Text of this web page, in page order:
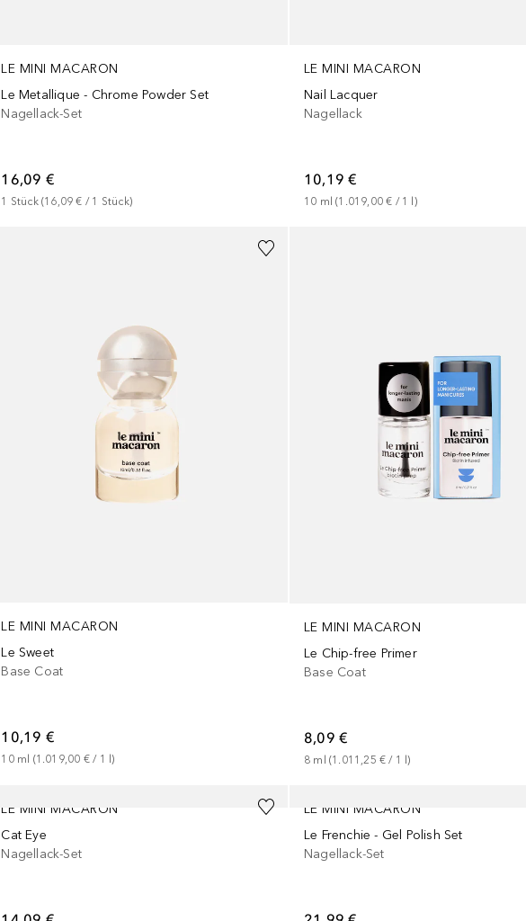
LE MINI MACARON
Le Metallique - Chrome Powder Set
Nagellack-Set
16,09 €
1 Stück (16,09 € / 1 Stück)
LE MINI MACARON
Nail Lacquer
Nagellack
10,19 €
10 ml (1.019,00 € / 1 l)
LE MINI MACARON
Le Sweet
Base Coat
10,19 €
10 ml (1.019,00 € / 1 l)
LE MINI MACARON
Le Chip-free Primer
Base Coat
8,09 €
8 ml (1.011,25 € / 1 l)
LE MINI MACARON
Cat Eye
Nagellack-Set
LE MINI MACARON
Le Frenchie - Gel Polish Set
Nagellack-Set